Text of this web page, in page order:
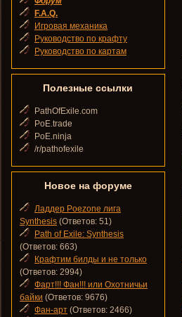
F.A.Q.
Игровая механика
Руководство по крафту
Руководство по картам
Полезные ссылки
PathOfExile.com
PoE.trade
PoE.ninja
/r/pathofexile
Новое на форуме
Ладдер Poezone лига
Synthesis (Ответов: 51)
Path of Exile: Synthesis
(Ответов: 663)
Крафтим билды и не только
(Ответов: 2994)
Фарт!!! Фан!!! или Охотничьи
байки (Ответов: 9676)
Фан-арт (Ответов: 2466)